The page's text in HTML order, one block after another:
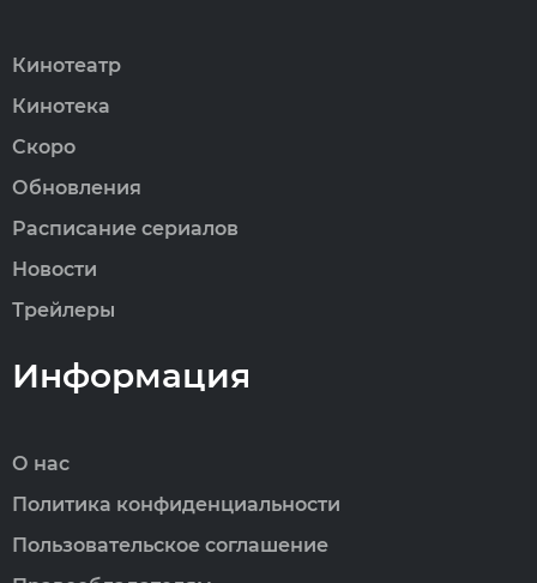
Кинотеатр
Кинотека
Скоро
Обновления
Расписание сериалов
Новости
Трейлеры
Информация
О нас
Политика конфиденциальности
Пользовательское соглашение